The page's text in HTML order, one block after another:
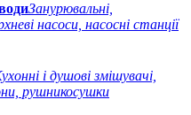
Занурювальні,
насоси, насосні станції
і душові змішувачі,
рушникосушки